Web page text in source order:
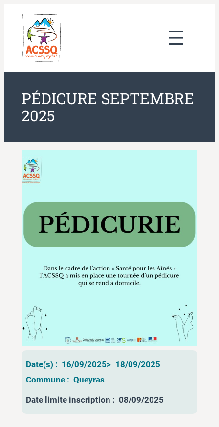
contenu
PÉDICURE SEPTEMBRE
2025
Date(s) : 16/09/2025> 18/09/2025
Commune : Queyras
Date limite inscription : 08/09/2025